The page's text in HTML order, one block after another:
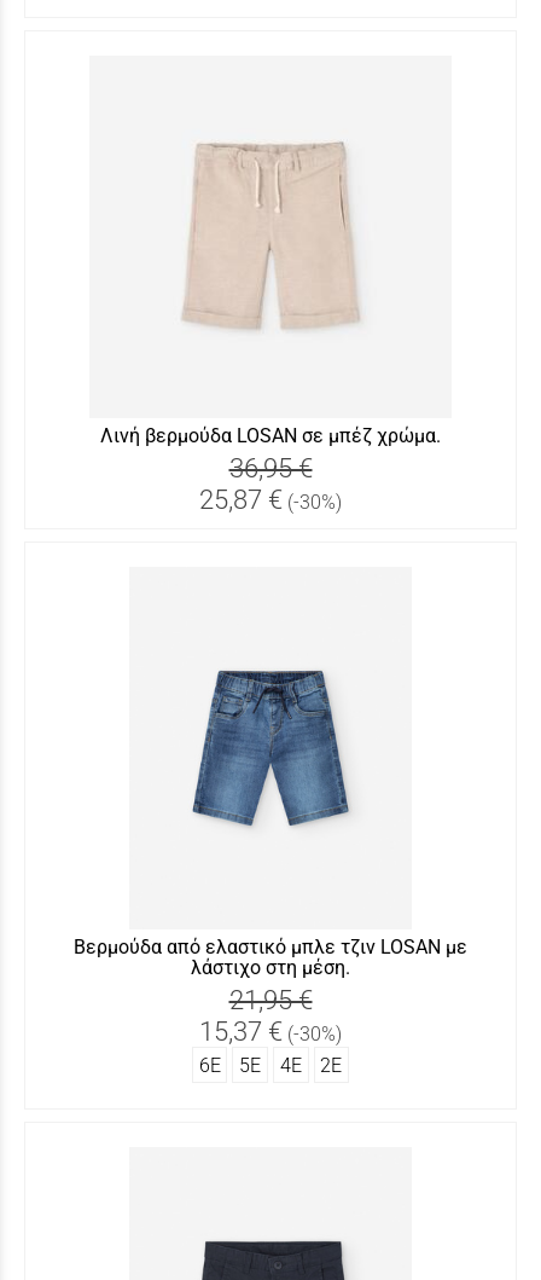
Λινή βερμούδα LOSAN σε μπέζ χρώμα.
36,95 €
25,87 € (-30%)
Βερμούδα από ελαστικό μπλε τζιν LOSAN με
λάστιχο στη μέση.
21,95 €
15,37 € (-30%)
6Ε
5Ε 4Ε 2Ε